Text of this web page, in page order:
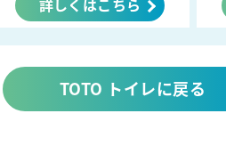
TOTO トイレに戻る